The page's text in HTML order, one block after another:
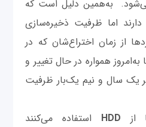
به‌همین دلیل است که
اما ظرفیت ذخیره‌سازی
از زمان اختراع‌شان که در
تا به‌امروز همواره در حال تغییر و
یک سال و نیم یک‌بار ظرفیت
از HDD
استفاده می‌کنند